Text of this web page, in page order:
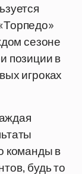
сезоне
позиции в
игроках
команды в
будь то